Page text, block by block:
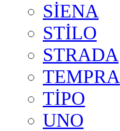
SİENA
STİLO
STRADA
TEMPRA
TİPO
UNO